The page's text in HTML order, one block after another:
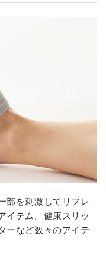
部を刺激してリフレ
イテム。健康スリッ
ーなど数々のアイテ